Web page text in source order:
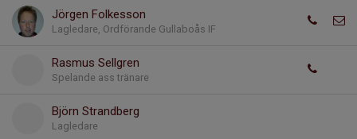
Jörgen Folkesson
Lagledare, Ordförande Gullaboås IF
Rasmus Sellgren
Spelande ass tränare
Björn Strandberg
Lagledare